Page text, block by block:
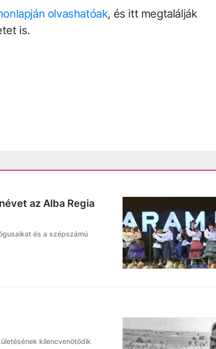
olvashatóak, és itt megtalálják
is.
az Alba Regia
és a szépszámú
kilencvenötödik